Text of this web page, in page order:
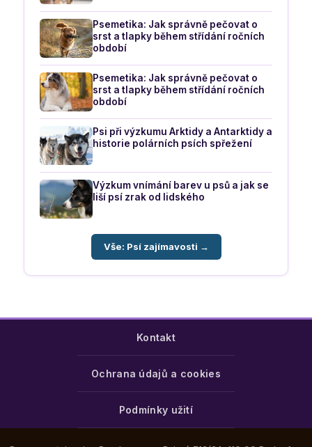
Psemetika: Jak správně pečovat o
srst a tlapky během střídání ročních
období
Psemetika: Jak správně pečovat o
srst a tlapky během střídání ročních
období
Psi při výzkumu Arktidy a Antarktidy a
historie polárních psích spřežení
Výzkum vnímání barev u psů a jak se
liší psí zrak od lidského
Vše: Psí zajímavosti →
Kontakt
Ochrana údajů a cookies
Podmínky užití